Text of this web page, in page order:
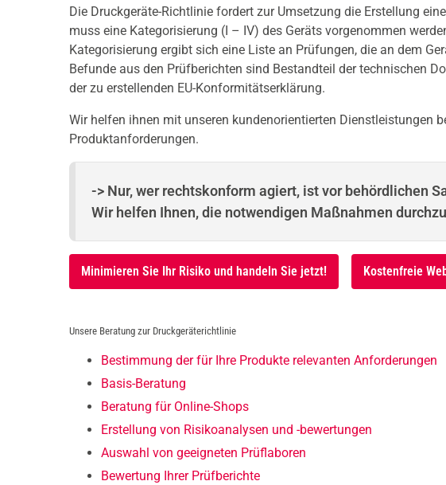
Die Druckgeräte-Richtlinie fordert zur Umsetzung die Erstellung
muss eine Kategorisierung (I – IV) des Geräts vorgenommen
Kategorisierung ergibt sich eine Liste an Prüfungen, die an dem
Befunde aus den Prüfberichten sind Bestandteil der technischen
der zu erstellenden EU-Konformitätserklärung.
Wir helfen ihnen mit unseren kundenorientierten Dienstleistungen
Produktanforderungen.
-> Nur, wer rechtskonform agiert, ist vor behördlichen
Wir helfen Ihnen, die notwendigen Maßnahmen
Minimieren Sie Ihr Risiko und handeln Sie jetzt! Kostenfreie
Unsere Beratung zur Druckgeräterichtlinie
Bestimmung der für Ihre Produkte relevanten Anforderungen
Basis-Beratung
Beratung für Online-Shops
Erstellung von Risikoanalysen und -bewertungen
Auswahl von geeigneten Prüflaboren
Bewertung Ihrer Prüfberichte